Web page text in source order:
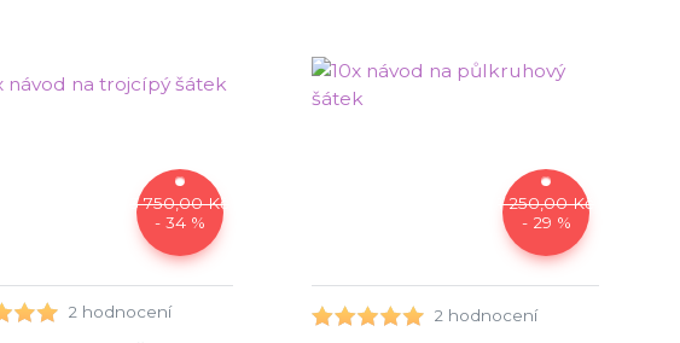
3 750,00 Kč
- 34 %
2 hodnocení
1 250,00 Kč
- 29 %
2 hodnocení